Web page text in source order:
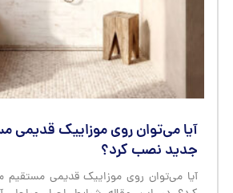
آیا می‌توان روی موزاییک قدیمی
جدید نصب کرد؟
آیا می‌توان روی موزاییک قدیمی